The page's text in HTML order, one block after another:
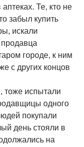
Те, кто не
забыл купить
искали
городе, к ним
с других концов
тоже испытали
одного
покупали
день стояли в
на